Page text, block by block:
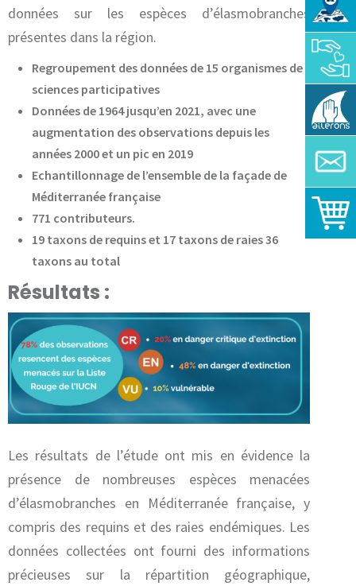
données sur les espèces d’élasmobranches
présentes dans la région.
Regroupement des données de 15 organismes de
sciences participatives
Données de 1964 jusqu’en 2021, avec une
augmentation des observations depuis les
années 2000 et un pic en 2019
Echantillonnage de l’ensemble de la façade de
Méditerranée française
771 contributeurs.
19 taxons de requins et 17 taxons de raies 36
taxons au total
Résultats :
Les résultats de l’étude ont mis en évidence la
présence de nombreuses espèces menacées
d’élasmobranches en Méditerranée française, y
compris des requins et des raies endémiques. Les
données collectées ont fourni des informations
précieuses sur la répartition géographique,